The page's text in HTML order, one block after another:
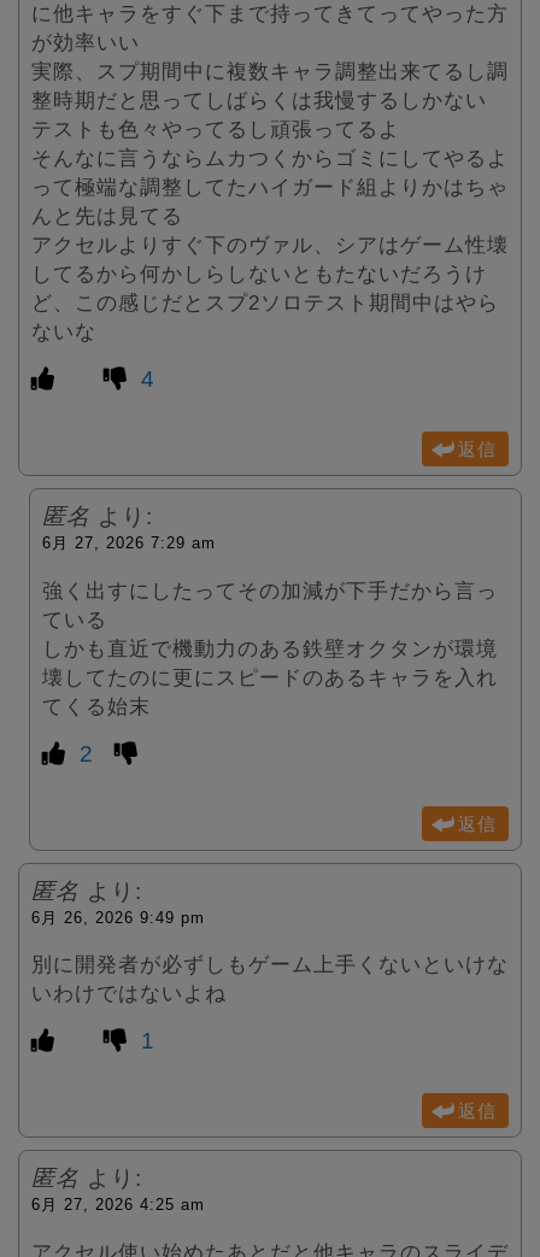
に他キャラをすぐ下まで持ってきてってやった方
が効率いい
実際、スプ期間中に複数キャラ調整出来てるし調
整時期だと思ってしばらくは我慢するしかない
テストも色々やってるし頑張ってるよ
そんなに言うならムカつくからゴミにしてやるよ
って極端な調整してたハイガード組よりかはちゃ
んと先は見てる
アクセルよりすぐ下のヴァル、シアはゲーム性壊
してるから何かしらしないともたないだろうけ
ど、この感じだとスプ2ソロテスト期間中はやら
ないな
4
返信
匿名 より:
6月 27, 2026 7:29 am
強く出すにしたってその加減が下手だから言っ
ている
しかも直近で機動力のある鉄壁オクタンが環境
壊してたのに更にスピードのあるキャラを入れ
てくる始末
2
返信
匿名 より:
6月 26, 2026 9:49 pm
別に開発者が必ずしもゲーム上手くないといけな
いわけではないよね
1
返信
匿名 より:
6月 27, 2026 4:25 am
アクセル使い始めたあとだと他キャラのスライデ